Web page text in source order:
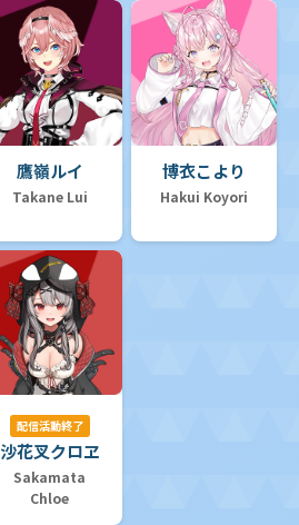
鷹嶺ルイ
Takane Lui
博衣こより
Hakui Koyori
配信活動終了
沙花叉クロヱ
Sakamata
Chloe